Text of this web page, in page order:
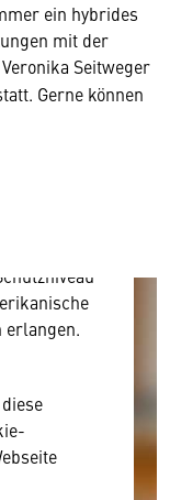
ein hybrides
mit der
Seitweger
Gerne können
externen
allerdings
zu Geräten
EU-
erlangen.